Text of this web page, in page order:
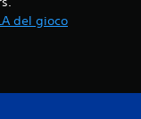
del gioco